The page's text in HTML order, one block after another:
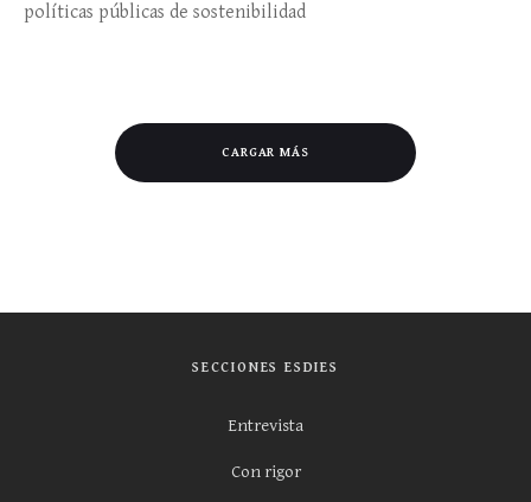
políticas públicas de sostenibilidad
CARGAR MÁS
SECCIONES ESDIES
Entrevista
Con rigor